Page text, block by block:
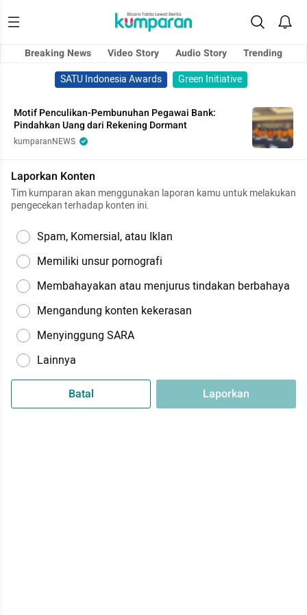
Breaking News Video Story Audio Story
Trending
SATU Indonesia Awards
Green Initiative
Motif Penculikan-Pembunuhan Pegawai Bank:
Pindahkan Uang dari Rekening Dormant
kumparanNEWS
Laporkan Konten
Tim kumparan akan menggunakan laporan kamu untuk melakukan
pengecekan terhadap konten ini.
Spam, Komersial, atau Iklan
Memiliki unsur pornografi
Membahayakan atau menjurus tindakan berbahaya
Mengandung konten kekerasan
Menyinggung SARA
Lainnya
Batal Laporkan